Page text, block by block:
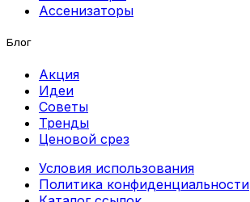
Ассенизаторы
Блог
Акция
Идеи
Советы
Тренды
Ценовой срез
Условия использования
Политика конфиденциальности